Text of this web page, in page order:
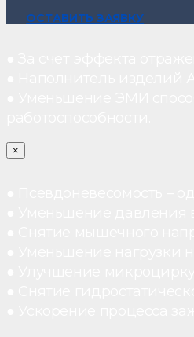
ОСТАВИТЬ ЗАЯВКУ
×